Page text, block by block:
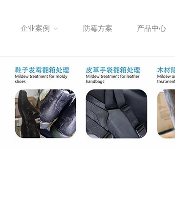
企业案例 防霉方案 产品中心